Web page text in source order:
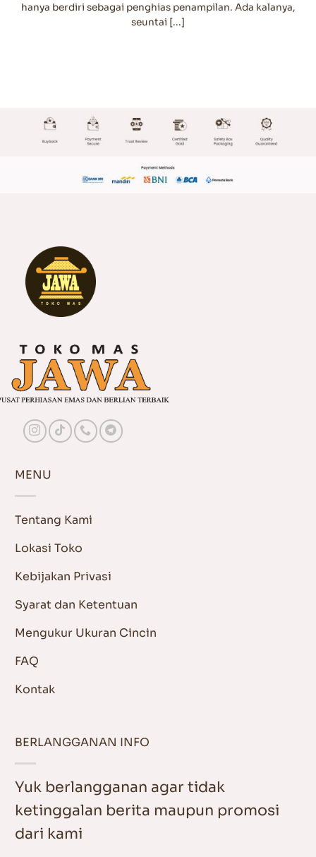
hanya berdiri sebagai penghias penampilan. Ada kalanya,
seuntai [...]
MENU
Tentang Kami
Lokasi Toko
Kebijakan Privasi
Syarat dan Ketentuan
Mengukur Ukuran Cincin
FAQ
Kontak
BERLANGGANAN INFO
Yuk berlangganan agar tidak
ketinggalan berita maupun promosi
dari kami